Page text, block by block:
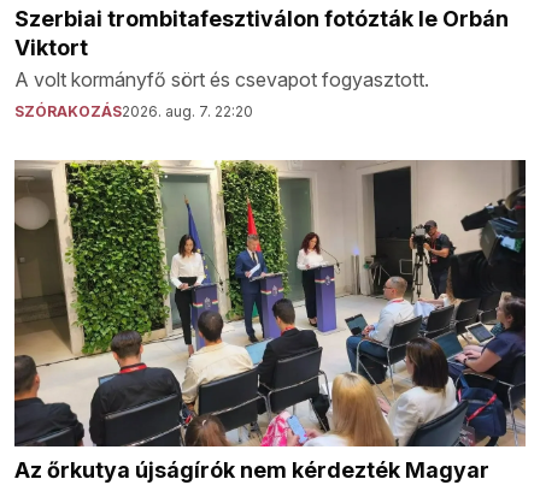
Szerbiai trombitafesztiválon fotózták le Orbán
Viktort
A volt kormányfő sört és csevapot fogyasztott.
SZÓRAKOZÁS2026. aug. 7. 22:20
Az őrkutya újságírók nem kérdezték Magyar